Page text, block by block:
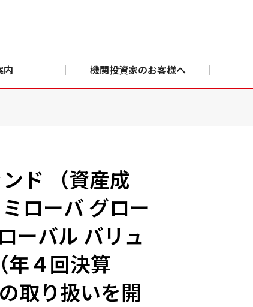
内 機関投資家のお客様へ
ド （資産成
ローバ グロー
ーバル バリュ
年４回決算
取り扱いを開